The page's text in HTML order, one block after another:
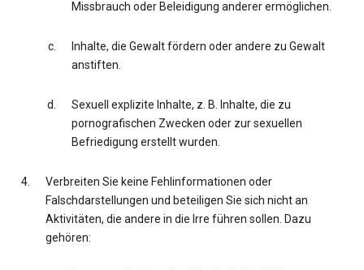
Missbrauch oder Beleidigung anderer ermöglichen.
Inhalte, die Gewalt fördern oder andere zu Gewalt
anstiften.
Sexuell explizite Inhalte, z. B. Inhalte, die zu
pornografischen Zwecken oder zur sexuellen
Befriedigung erstellt wurden.
Verbreiten Sie keine Fehlinformationen oder
Falschdarstellungen und beteiligen Sie sich nicht an
Aktivitäten, die andere in die Irre führen sollen. Dazu
gehören: